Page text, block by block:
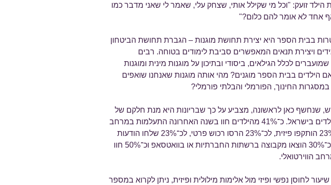
זועק: "וכל מי שקילל אותי, שצחק עלי, שאמר לי שאני מדבר כמו
אחד לא אומר להם כלום?"
בבית הספר היא יצירת תחושת מוגנות – הגברת תחושת הביטחון
ויצירת תנאים המאפשרים סביבת לימודים בטוחה. רבים
לכלל הגילאים, ביסודי ובתיכון על מוגנות מינית ומוגנות
הילדים בבית הספר מוגנים? מהי אותה מוגנות שאנחנו שואפים
החינוך, הפורמלי והבלתי פורמלי?
שנחשף כאן לראשונה, מצביע על כך שבריונות היא מנת חלקם של
מרבית הילדים בישראל. כ־41% מהילדים חוו בשנה האחרונה התעלמות במרחב
הפיזי, כ־23% הותקפו פיזית, לכ־23% הרסו רכוש פרטי, לכ־23% שלחו הודעות
פוגעניות, כ־30% הוצאו מקבוצה ברשתות החברתיות או בוואטסאפ וכ־50% חוו
הווירטואלי.
לחוסן נפשי ופיזי מול אלימות מילולית ופיזית, ניתן לקרוא במספר